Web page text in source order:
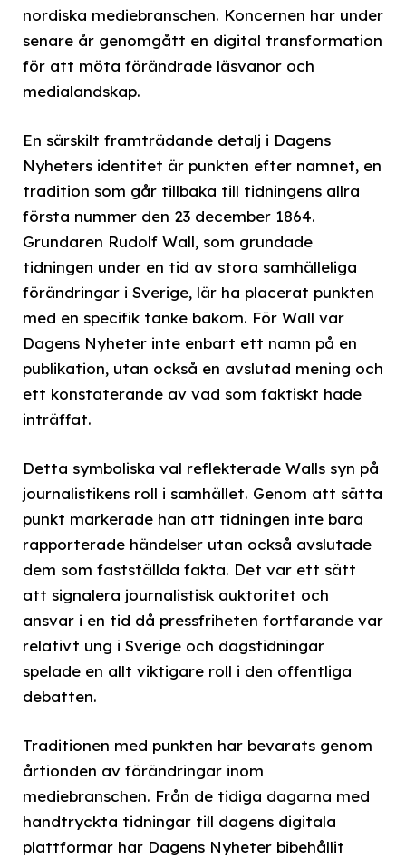
nordiska mediebranschen. Koncernen har under
senare år genomgått en digital transformation
för att möta förändrade läsvanor och
medialandskap.
En särskilt framträdande detalj i Dagens
Nyheters identitet är punkten efter namnet, en
tradition som går tillbaka till tidningens allra
första nummer den 23 december 1864.
Grundaren Rudolf Wall, som grundade
tidningen under en tid av stora samhälleliga
förändringar i Sverige, lär ha placerat punkten
med en specifik tanke bakom. För Wall var
Dagens Nyheter inte enbart ett namn på en
publikation, utan också en avslutad mening och
ett konstaterande av vad som faktiskt hade
inträffat.
Detta symboliska val reflekterade Walls syn på
journalistikens roll i samhället. Genom att sätta
punkt markerade han att tidningen inte bara
rapporterade händelser utan också avslutade
dem som fastställda fakta. Det var ett sätt
att signalera journalistisk auktoritet och
ansvar i en tid då pressfriheten fortfarande var
relativt ung i Sverige och dagstidningar
spelade en allt viktigare roll i den offentliga
debatten.
Traditionen med punkten har bevarats genom
årtionden av förändringar inom
mediebranschen. Från de tidiga dagarna med
handtryckta tidningar till dagens digitala
plattformar har Dagens Nyheter bibehållit